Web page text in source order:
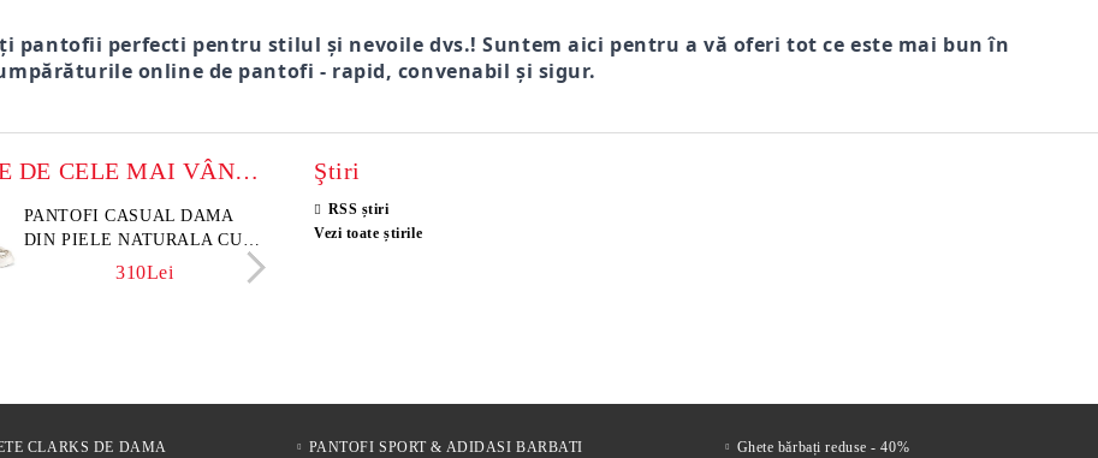
pantofii perfecti pentru stilul și nevoile dvs.! Suntem aici pentru a vă oferi tot ce este mai bun în
online de pantofi - rapid, convenabil și sigur.
damă din piele
naturală maro închis –
Lume
342Lei
Sandale damă din piele velur
naturală culoare maro deschis
MODELE DE CELE MAI VÂNZATE
PANTOFI CASUAL DAMA
DIN PIELE NATURALA CU
IMPRIMEU FLORAL -
310Lei
ELIA MOVE – PANTOFI DE
VARĂ ALBI DIN PIELE
Ştiri
RSS știri
Vezi toate știrile
CLARKS DE DAMA
PANTOFI SPORT & ADIDASI BARBATI
Ghete bărbați reduse - 40%